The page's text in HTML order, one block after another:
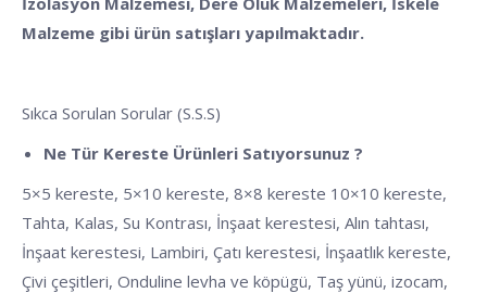
Malzeme gibi ürün satışları yapılmaktadır.
Sıkca Sorulan Sorular (S.S.S)
Ne Tür Kereste Ürünleri Satıyorsunuz ?
5×5 kereste, 5×10 kereste, 8×8 kereste 10×10 kereste,
Tahta, Kalas, Su Kontrası, İnşaat kerestesi, Alın tahtası,
İnşaat kerestesi, Lambiri, Çatı kerestesi, İnşaatlık kereste,
Çivi çeşitleri, Onduline levha ve köpügü, Taş yünü, izocam,